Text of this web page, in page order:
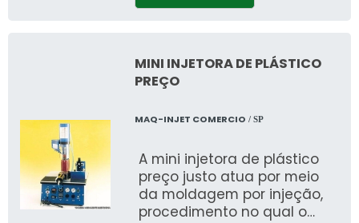
MINI INJETORA DE PLÁSTICO
PREÇO
MAQ-INJET COMERCIO / SP
A mini injetora de plástico
preço justo atua por meio
da moldagem por injeção,
procedimento no qual o